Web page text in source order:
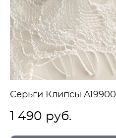
Серьги Клипсы А19900
1 490 pуб.